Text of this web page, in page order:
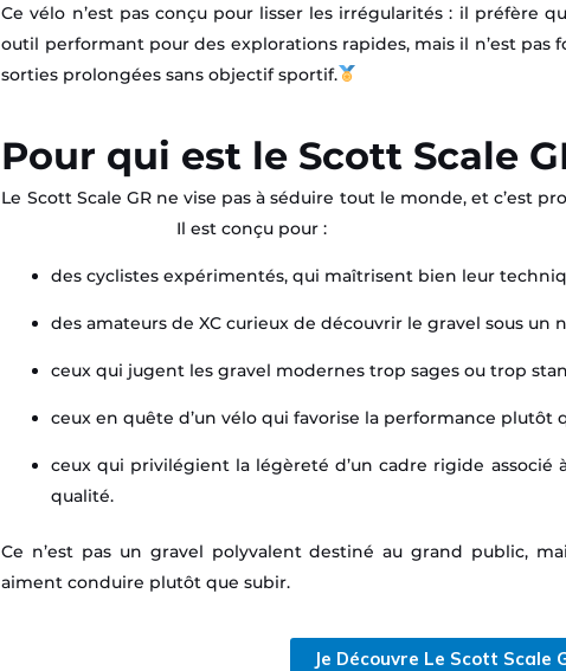
Ce vélo n’est pas conçu pour lisser les irrégularités : il préfère
outil performant pour des explorations rapides, mais il n’est
sorties prolongées sans objectif sportif.
Pour qui est le Scott Scale
Le Scott Scale GR ne vise pas à séduire tout le monde, et
Il est conçu pour :
des cyclistes expérimentés, qui maîtrisent bien leur
des amateurs de XC curieux de découvrir le gravel sous un
ceux qui jugent les gravel modernes trop sages ou trop
ceux en quête d’un vélo qui favorise la performance plutôt
ceux qui privilégient la légèreté d’un cadre rigide
qualité.
Ce n’est pas un gravel polyvalent destiné au grand public,
aiment conduire plutôt que subir.
Je Découvre Le Scott Scale